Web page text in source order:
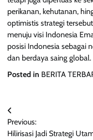
perikanan, kehutanan,
optimistis strategi
menuju visi Indonesia
posisi Indonesia sebagai
dan berdaya saing global.
Posted in BERITA
Navigasi
pos
Previous:
Hilirisasi Jadi Strategi